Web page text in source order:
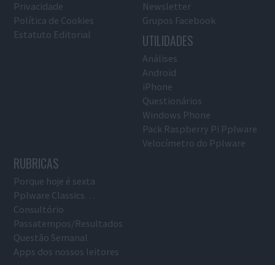
Privacidade
Política de Cookies
Estatuto Editorial
Newsletter
Grupos Facebook
UTILIDADES
Análises
Android
iPhone
Questionários
Windows Phone
Pack Raspberry Pi Pplware
Velocímetro do Pplware
RUBRICAS
Porque hoje é sexta
Pplware Classics…
Consultório
Passatempos/Resultados
Questão Semanal
Apps dos nossos leitores